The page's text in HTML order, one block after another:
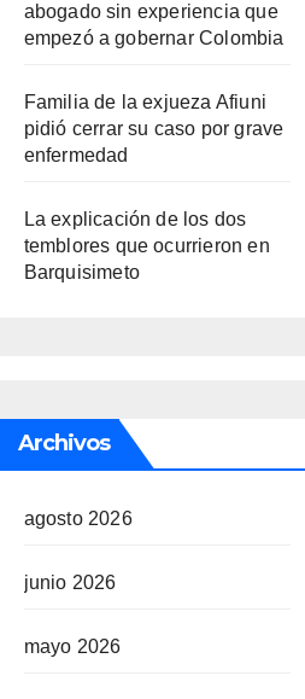
abogado sin experiencia que
empezó a gobernar Colombia
Familia de la exjueza Afiuni
pidió cerrar su caso por grave
enfermedad
La explicación de los dos
temblores que ocurrieron en
Barquisimeto
Archivos
agosto 2026
junio 2026
mayo 2026